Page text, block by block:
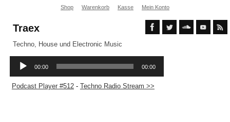
Shop Warenkorb Kasse Mein Konto
Traex
Techno, House und Electronic Music
Podcast Player #512- Techno Radio Stream >>